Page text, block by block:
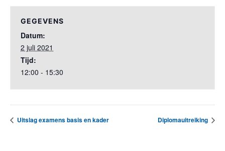
GEGEVENS
Datum:
2 juli 2021
Tijd:
12:00 - 15:30
Uitslag examens basis en kader Diplomauitreiking